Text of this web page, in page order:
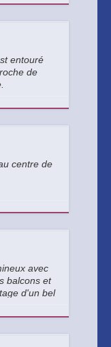
entouré
de
centre de
avec
balcons et
d'un bel